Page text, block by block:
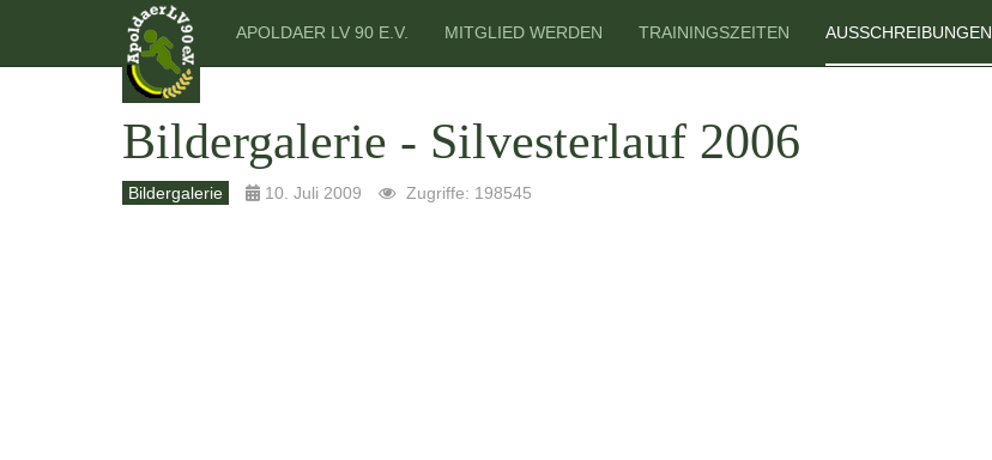
APOLDAER LV 90 E.V. MITGLIED WERDEN TRAININGSZEITEN AUSSCHREIBUNGEN
Bildergalerie - Silvesterlauf 2006
Bildergalerie 10. Juli 2009 Zugriffe: 198545